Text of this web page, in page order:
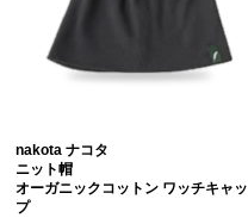
nakota ナコタ
ニット帽
オーガニックコットン ワッチキャッ
プ